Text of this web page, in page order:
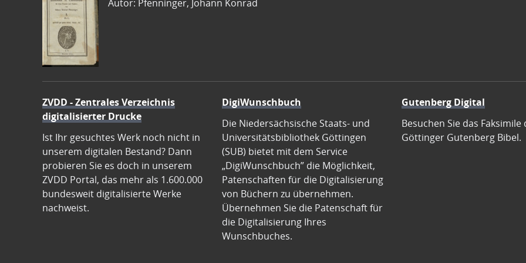
Autor: Pfenninger, Johann Konrad
ZVDD - Zentrales Verzeichnis
digitalisierter Drucke
Ist Ihr gesuchtes Werk noch nicht in
unserem digitalen Bestand? Dann
probieren Sie es doch in unserem
ZVDD Portal, das mehr als 1.600.000
bundesweit digitalisierte Werke
nachweist.
DigiWunschbuch
Die Niedersächsische Staats- und
Universitätsbibliothek Göttingen
(SUB) bietet mit dem Service
„DigiWunschbuch” die Möglichkeit,
Patenschaften für die Digitalisierung
von Büchern zu übernehmen.
Übernehmen Sie die Patenschaft für
die Digitalisierung Ihres
Wunschbuches.
Gutenberg Digital
Besuchen Sie das Faksimile
Göttinger Gutenberg Bibel.